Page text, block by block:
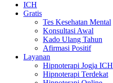
ICH
Gratis
Tes Kesehatan Mental
Konsultasi Awal
Kado Ulang Tahun
Afirmasi Positif
Layanan
Hipnoterapi Jogja ICH
Hipnoterapi Terdekat